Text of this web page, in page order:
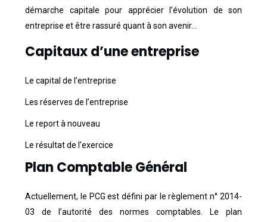
démarche capitale pour apprécier l’évolution de son
entreprise et être rassuré quant à son avenir…
Capitaux d’une entreprise
Le capital de l’entreprise
Les réserves de l’entreprise
Le report à nouveau
Le résultat de l’exercice
Plan Comptable Général
Actuellement, le PCG est défini par le règlement n° 2014-
03 de l’autorité des normes comptables. Le plan